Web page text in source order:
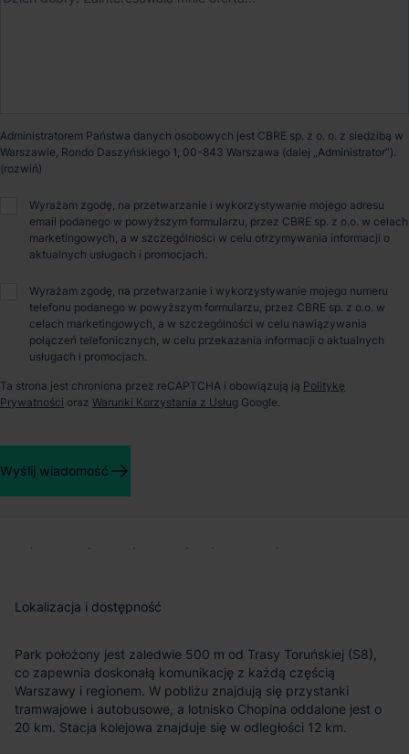
Opiekun nieruchomości
Maciej Gierak
O parku
SEGRO Business Park Warsaw Żerań – magazyn miejski w
doskonałej lokalizacji
magazynowy klasy A, zlokalizowany w warszawskiej dzielnicy
Żerań. Całkowita powierzchnia parku wynosi 67 050 m², z
Lokalizacja i dostępność
Park położony jest zaledwie 500 m od Trasy Toruńskiej (S8),
co zapewnia doskonałą komunikację z każdą częścią
Warszawy i regionem. W pobliżu znajdują się przystanki
tramwajowe i autobusowe, a lotnisko Chopina oddalone jest o
20 km. Stacja kolejowa znajduje się w odległości 12 km.
Administratorem Państwa danych osobowych jest CBRE sp. z o. o. z siedzibą w
Warszawie, Rondo Daszyńskiego 1, 00-843 Warszawa (dalej „Administrator”).
Wyrażam zgodę, na przetwarzanie i wykorzystywanie mojego adresu
email podanego w powyższym formularzu, przez CBRE sp. z o.o. w celach
marketingowych, a w szczególności w celu otrzymywania informacji o
aktualnych usługach i promocjach.
Wyrażam zgodę, na przetwarzanie i wykorzystywanie mojego numeru
telefonu podanego w powyższym formularzu, przez CBRE sp. z o.o. w
celach marketingowych, a w szczególności w celu nawiązywania
połączeń telefonicznych, w celu przekazania informacji o aktualnych
usługach i promocjach.
Ta strona jest chroniona przez reCAPTCHA i obowiązują ją Politykę
Prywatności oraz Warunki Korzystania z Usług Google.
Wyślij wiadomość